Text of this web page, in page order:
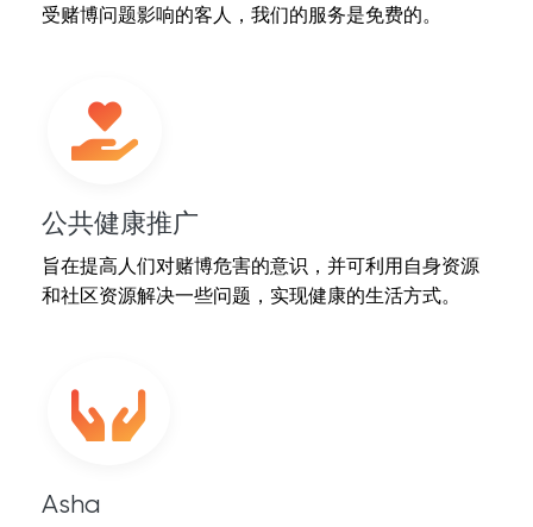
受赌博问题影响的客人，我们的服务是免费的。
公共健康推广
旨在提高人们对赌博危害的意识，并可利用自身资源
和社区资源解决一些问题，实现健康的生活方式。
Asha